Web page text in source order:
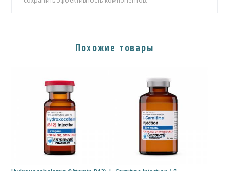
Похожие товары